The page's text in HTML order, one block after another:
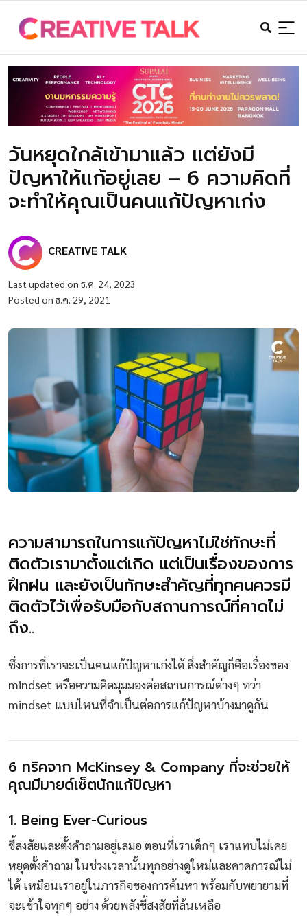
วันหยุดใกล้เข้ามาแล้ว แต่ยังมี
ปัญหาให้แก้อยู่เลย – 6 ความคิดที่
จะทำให้คุณเป็นคนแก้ปัญหาเก่ง
CREATIVE TALK
Last updated on ธ.ค. 24, 2023
Posted on ธ.ค. 29, 2021
ความสามารถในการแก้ปัญหาไม่ใช่ทักษะที่
ติดตัวเรามาตั้งแต่เกิด แต่เป็นเรื่องของการ
ฝึกฝน และยังเป็นทักษะสำคัญที่ทุกคนควรมี
ติดตัวไว้เพื่อรับมือกับสถานการณ์ที่คาดไม่
ถึง..
ซึ่งการที่เราจะเป็นคนแก้ปัญหาเก่งได้ สิ่งสำคัญก็คือเรื่องของ
mindset หรือความคิดมุมมองต่อสถานการณ์ต่างๆ ทว่า
mindset แบบไหนที่จำเป็นต่อการแก้ปัญหาบ้างมาดูกัน
6 ทริคจาก McKinsey & Company ที่จะช่วยให้
คุณมีมายด์เซ็ตนักแก้ปัญหา
1. Being Ever-Curious
ขี้สงสัยและตั้งคำถามอยู่เสมอ ตอนที่เราเด็กๆ เราแทบไม่เคย
หยุดตั้งคำถาม ในช่วงเวลานั้นทุกอย่างดูใหม่และคาดการณ์ไม่
ได้ เหมือนเราอยู่ในภารกิจของการค้นหา พร้อมกับพยายามที่
จะเข้าใจทุกๆ อย่าง ด้วยพลังขี้สงสัยที่ล้นเหลือ